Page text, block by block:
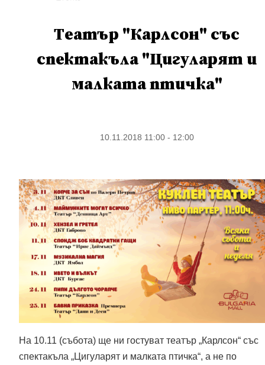
Tеатър "Карлсон" със
спектакъла "Цигуларят и
малката птичка"
10.11.2018 11:00 - 12:00
На 10.11 (събота) ще ни гостуват театър „Карлсон“ със
спектакъла „Цигуларят и малката птичка“, а не по